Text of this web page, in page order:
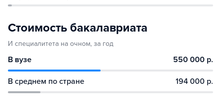
Стоимость бакалавриата
И специалитета на очном, за год
В вузе 550 000 р.
В среднем по стране 194 000 р.